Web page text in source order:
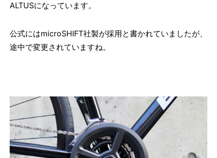
ALTUSになっています。
公式にはmicroSHIFT社製が採用と書かれていましたが、
途中で変更されていますね。